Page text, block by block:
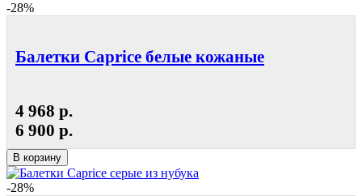
-28%
Балетки Caprice белые кожаные
4 968 р.
6 900 р.
В корзину
-28%